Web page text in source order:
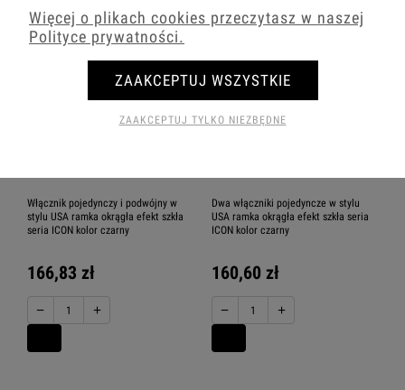
Włącznik pojedynczy i podwójny w
stylu USA ramka okrągła efekt szkła
seria ICON kolor czarny
166,83 zł
− +
Dwa włączniki pojedyncze w stylu
USA ramka okrągła efekt szkła seria
ICON kolor czarny
160,60 zł
− +
Więcej o plikach cookies przeczytasz w naszej
Polityce prywatności.
ZAAKCEPTUJ TYLKO NIEZBĘDNE
ZAAKCEPTUJ WSZYSTKIE